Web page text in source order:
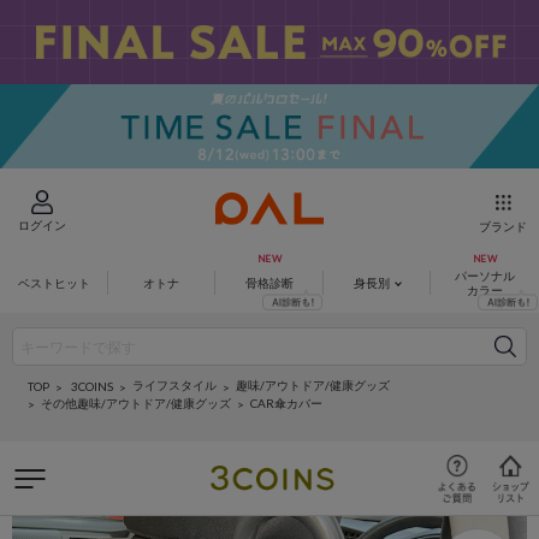
ログイン ブランド
ベストヒット オトナ 骨格診断 身長別
パーソナル
カラー
TOP 3COINS ライフスタイル
趣味/アウトドア/健康グッズ
その他趣味/アウトドア/健康グッズ
CAR傘カバー